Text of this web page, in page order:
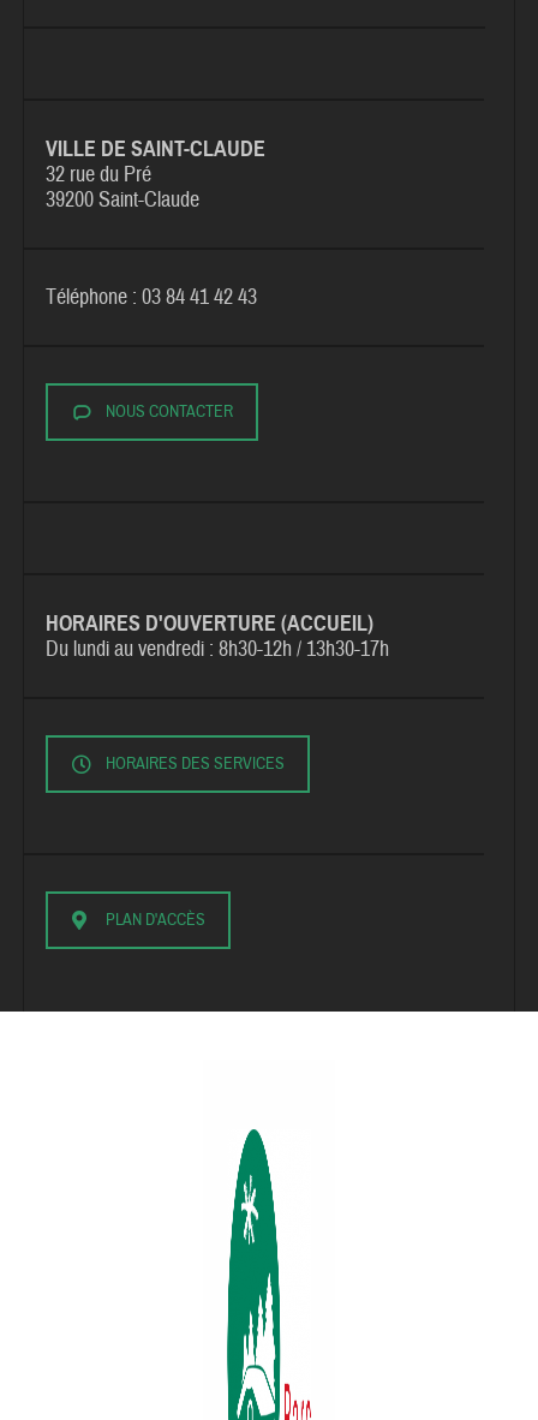
VILLE DE SAINT-CLAUDE
32 rue du Pré
39200 Saint-Claude
Téléphone : 03 84 41 42 43
NOUS CONTACTER
HORAIRES D'OUVERTURE (ACCUEIL)
Du lundi au vendredi :8h30-12h / 13h30-17h
HORAIRES DES SERVICES
PLAN D'ACCÈS